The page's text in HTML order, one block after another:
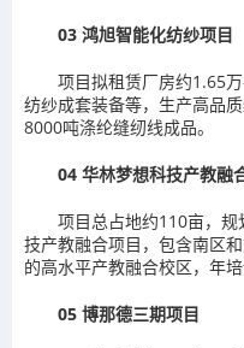
03 鸿旭智能化纺纱项目
项目拟租赁厂房约1.65
纺纱成套装备等，生产高品
8000吨涤纶缝纫线成品。
04 华林梦想科技产教融
项目总占地约110亩，
技产教融合项目，包含南区
的高水平产教融合校区，年
05 博那德三期项目